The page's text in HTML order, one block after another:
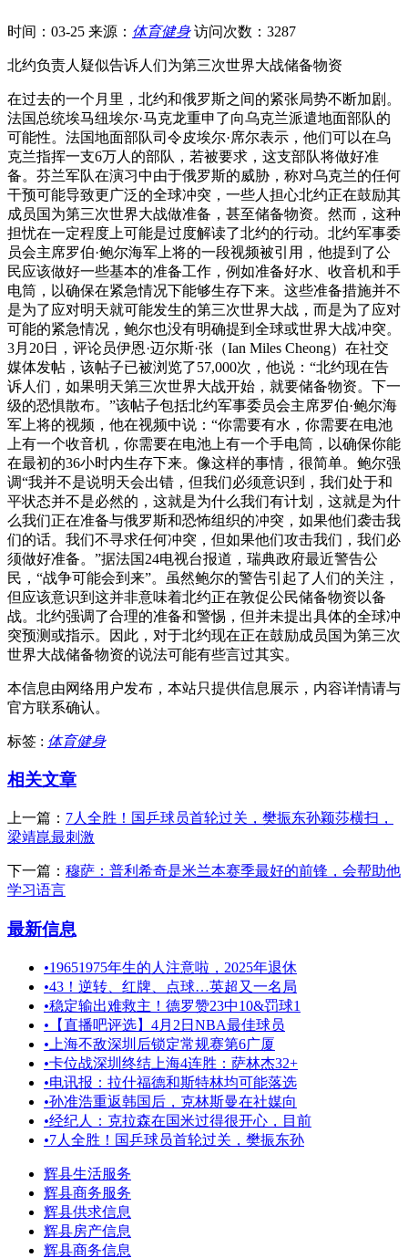
时间：03-25 来源： 体育健身 访问次数：3287
北约负责人疑似告诉人们为第三次世界大战储备物资
在过去的一个月里，北约和俄罗斯之间的紧张局势不断加剧。
法国总统埃马纽埃尔·马克龙重申了向乌克兰派遣地面部队的
可能性。法国地面部队司令皮埃尔·席尔表示，他们可以在乌
克兰指挥一支6万人的部队，若被要求，这支部队将做好准
备。芬兰军队在演习中由于俄罗斯的威胁，称对乌克兰的任何
干预可能导致更广泛的全球冲突，一些人担心北约正在鼓励其
成员国为第三次世界大战做准备，甚至储备物资。然而，这种
担忧在一定程度上可能是过度解读了北约的行动。北约军事委
员会主席罗伯·鲍尔海军上将的一段视频被引用，他提到了公
民应该做好一些基本的准备工作，例如准备好水、收音机和手
电筒，以确保在紧急情况下能够生存下来。这些准备措施并不
是为了应对明天就可能发生的第三次世界大战，而是为了应对
可能的紧急情况，鲍尔也没有明确提到全球或世界大战冲突。
3月20日，评论员伊恩·迈尔斯·张（Ian Miles Cheong）在社交
媒体发帖，该帖子已被浏览了57,000次，他说：“北约现在告
诉人们，如果明天第三次世界大战开始，就要储备物资。下一
级的恐惧散布。”该帖子包括北约军事委员会主席罗伯·鲍尔海
军上将的视频，他在视频中说：“你需要有水，你需要在电池
上有一个收音机，你需要在电池上有一个手电筒，以确保你能
在最初的36小时内生存下来。像这样的事情，很简单。鲍尔强
调“我并不是说明天会出错，但我们必须意识到，我们处于和
平状态并不是必然的，这就是为什么我们有计划，这就是为什
么我们正在准备与俄罗斯和恐怖组织的冲突，如果他们袭击我
们的话。我们不寻求任何冲突，但如果他们攻击我们，我们必
须做好准备。”据法国24电视台报道，瑞典政府最近警告公
民，“战争可能会到来”。虽然鲍尔的警告引起了人们的关注，
但应该意识到这并非意味着北约正在敦促公民储备物资以备
战。北约强调了合理的准备和警惕，但并未提出具体的全球冲
突预测或指示。因此，对于北约现在正在鼓励成员国为第三次
世界大战储备物资的说法可能有些言过其实。
本信息由网络用户发布， 本站只提供信息展示，内容详情请与
官方联系确认。
标签 : 体育健身
相关文章
上一篇： 7人全胜！国乒球员首轮过关，樊振东孙颖莎横扫，
梁靖崑最刺激
下一篇： 穆萨：普利希奇是米兰本赛季最好的前锋，会帮助他
学习语言
最新信息
•19651975年生的人注意啦，2025年退休
•43！逆转、红牌、点球…英超又一名局
•稳定输出难救主！德罗赞23中10&罚球1
• 【直播吧评选】4月2日NBA最佳球员
• 上海不敌深圳后锁定常规赛第6广厦
•卡位战深圳终结上海4连胜：萨林杰32+
•电讯报：拉什福德和斯特林均可能落选
•孙准浩重返韩国后，克林斯曼在社媒向
•经纪人：克拉森在国米过得很开心，目前
•7人全胜！国乒球员首轮过关，樊振东孙
辉县生活服务
辉县商务服务
辉县供求信息
辉县房产信息
辉县商务信息